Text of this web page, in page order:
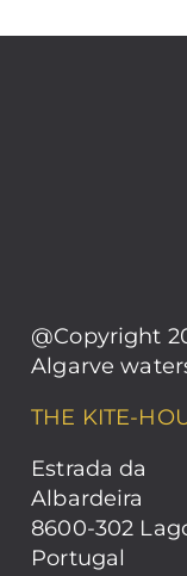
@Copyright
Algarve
THE KITE-
Estrada da
Albardeira
8600-302
Portugal